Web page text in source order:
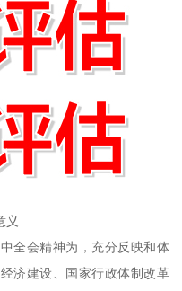
义
全会精神为，充分反映和体
济建设、国家行政体制改革